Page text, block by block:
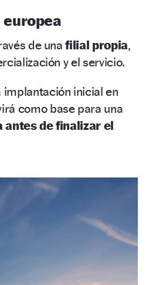
europea
de unafilial propia,
y el servicio.
implantación inicial en
como base para una
antes de finalizar el